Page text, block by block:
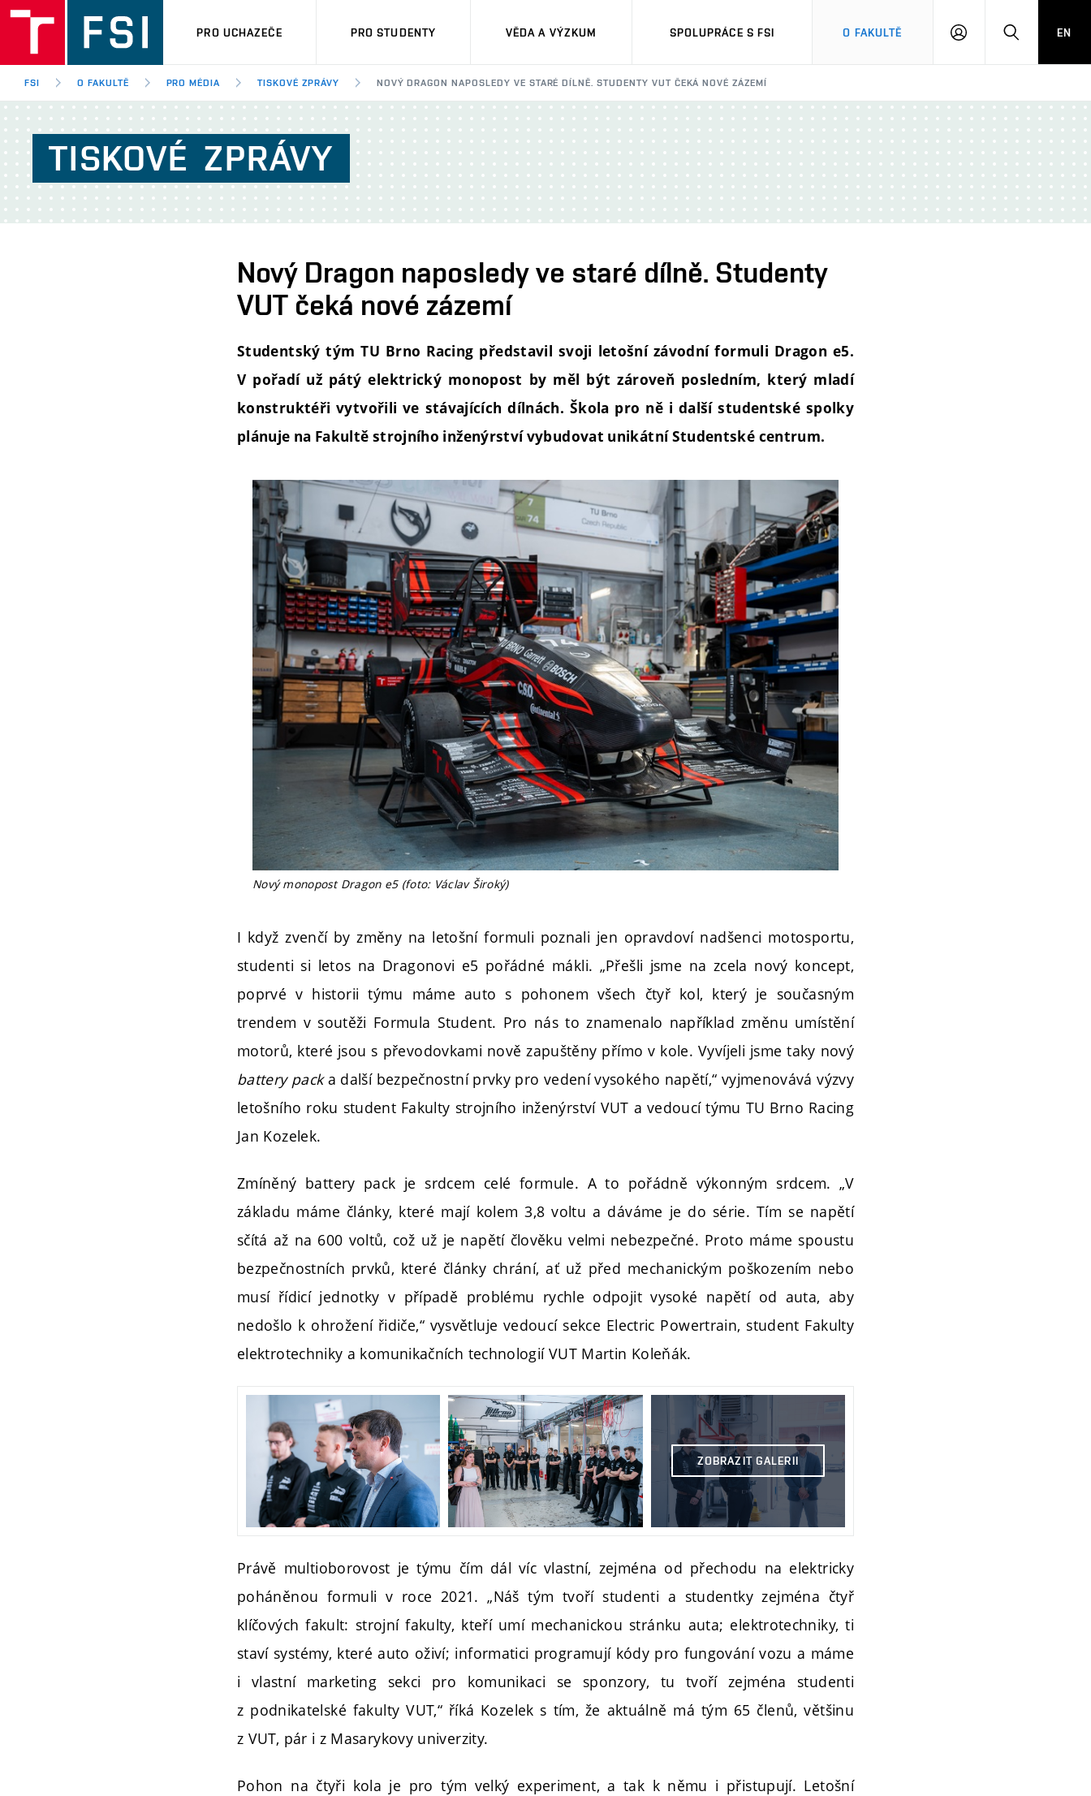
PRO UCHAZEČE PRO STUDENTY VĚDA A VÝZKUM SPOLUPRÁCE S FSI O FAKULTĚ
PŘIHLÁŠENÍHLEDAT
EN
FSI O FAKULTĚ PRO MÉDIA TISKOVÉ ZPRÁVY NOVÝ DRAGON NAPOSLEDY VE STARÉ DÍLNĚ. STUDENTY VUT ČEKÁ NOVÉ ZÁZEMÍ
TISKOVÉ ZPRÁVY
Nový Dragon naposledy ve staré dílně. Studenty
VUT čeká nové zázemí
Studentský tým TU Brno Racing představil svoji letošní závodní formuli Dragon e5.
V pořadí už pátý elektrický monopost by měl být zároveň posledním, který mladí
konstruktéři vytvořili ve stávajících dílnách. Škola pro ně i další studentské spolky
plánuje na Fakultě strojního inženýrství vybudovat unikátní Studentské centrum.
Nový monopost Dragon e5 (foto: Václav Široký)
I když zvenčí by změny na letošní formuli poznali jen opravdoví nadšenci motosportu,
studenti si letos na Dragonovi e5 pořádné mákli. „Přešli jsme na zcela nový koncept,
poprvé v historii týmu máme auto s pohonem všech čtyř kol, který je současným
trendem v soutěži Formula Student. Pro nás to znamenalo například změnu umístění
motorů, které jsou s převodovkami nově zapuštěny přímo v kole. Vyvíjeli jsme taky nový
battery packa další bezpečnostní prvky pro vedení vysokého napětí,“ vyjmenovává výzvy
letošního roku student Fakulty strojního inženýrství VUT a vedoucí týmu TU Brno Racing
Jan Kozelek.
Zmíněný battery pack je srdcem celé formule. A to pořádně výkonným srdcem. „V
základu máme články, které mají kolem 3,8 voltu a dáváme je do série. Tím se napětí
sčítá až na 600 voltů, což už je napětí člověku velmi nebezpečné. Proto máme spoustu
bezpečnostních prvků, které články chrání, ať už před mechanickým poškozením nebo
musí řídicí jednotky v případě problému rychle odpojit vysoké napětí od auta, aby
nedošlo k ohrožení řidiče,“ vysvětluje vedoucí sekce Electric Powertrain, student Fakulty
elektrotechniky a komunikačních technologií VUT Martin Koleňák.
ZOBRAZIT GALERII
Právě multioborovost je týmu čím dál víc vlastní, zejména od přechodu na elektricky
poháněnou formuli v roce 2021. „Náš tým tvoří studenti a studentky zejména čtyř
klíčových fakult: strojní fakulty, kteří umí mechanickou stránku auta; elektrotechniky, ti
staví systémy, které auto oživí; informatici programují kódy pro fungování vozu a máme
i vlastní marketing sekci pro komunikaci se sponzory, tu tvoří zejména studenti
z podnikatelské fakulty VUT,“ říká Kozelek s tím, že aktuálně má tým 65 členů, většinu
z VUT, pár i z Masarykovy univerzity.
Pohon na čtyři kola je pro tým velký experiment, a tak k němu i přistupují. Letošní